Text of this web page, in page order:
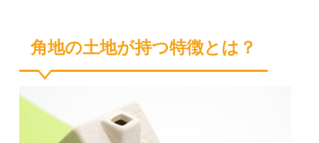
角地の土地が持つ特徴とは？